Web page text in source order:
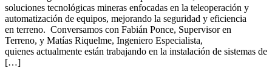
soluciones tecnológicas mineras enfocadas en la teleoperación y
automatización de equipos, mejorando la seguridad y eficiencia
en terreno. Conversamos con Fabián Ponce, Supervisor en
Terreno, y Matías Riquelme, Ingeniero Especialista,
quienes actualmente están trabajando en la instalación de sistemas de
[…]